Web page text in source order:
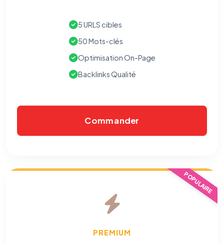
5 URLS cibles
50 Mots-clés
Optimisation On-Page
Backlinks Qualité
Commander
POPULAIRE
PREMIUM